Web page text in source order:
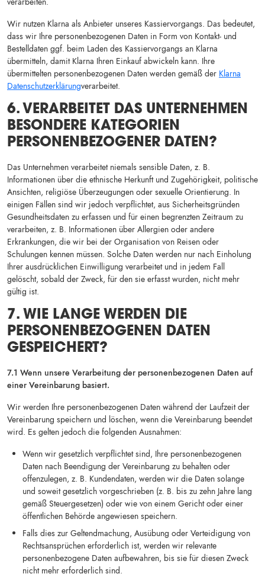
Wir nutzen Klarna als Anbieter unseres Kassiervorgangs. Das bedeutet,
dass wir Ihre personenbezogenen Daten in Form von Kontakt- und
Bestelldaten ggf. beim Laden des Kassiervorgangs an Klarna
übermitteln, damit Klarna Ihren Einkauf abwickeln kann. Ihre
übermittelten personenbezogenen Daten werden gemäß der Klarna
Datenschutzerklärungverarbeitet.
6. VERARBEITET DAS UNTERNEHMEN
BESONDERE KATEGORIEN
PERSONENBEZOGENER DATEN?
Das Unternehmen verarbeitet niemals sensible Daten, z. B.
Informationen über die ethnische Herkunft und Zugehörigkeit, politische
Ansichten, religiöse Überzeugungen oder sexuelle Orientierung. In
einigen Fällen sind wir jedoch verpflichtet, aus Sicherheitsgründen
Gesundheitsdaten zu erfassen und für einen begrenzten Zeitraum zu
verarbeiten, z. B. Informationen über Allergien oder andere
Erkrankungen, die wir bei der Organisation von Reisen oder
Schulungen kennen müssen. Solche Daten werden nur nach Einholung
Ihrer ausdrücklichen Einwilligung verarbeitet und in jedem Fall
gelöscht, sobald der Zweck, für den sie erfasst wurden, nicht mehr
gültig ist.
7. WIE LANGE WERDEN DIE
PERSONENBEZOGENEN DATEN
GESPEICHERT?
7.1 Wenn unsere Verarbeitung der personenbezogenen Daten auf
einer Vereinbarung basiert.
Wir werden Ihre personenbezogenen Daten während der Laufzeit der
Vereinbarung speichern und löschen, wenn die Vereinbarung beendet
wird. Es gelten jedoch die folgenden Ausnahmen:
Wenn wir gesetzlich verpflichtet sind, Ihre personenbezogenen
Daten nach Beendigung der Vereinbarung zu behalten oder
offenzulegen, z. B. Kundendaten, werden wir die Daten solange
und soweit gesetzlich vorgeschrieben (z. B. bis zu zehn Jahre lang
gemäß Steuergesetzen) oder wie von einem Gericht oder einer
öffentlichen Behörde angewiesen speichern.
Falls dies zur Geltendmachung, Ausübung oder Verteidigung von
Rechtsansprüchen erforderlich ist, werden wir relevante
personenbezogene Daten aufbewahren, bis sie für diesen Zweck
nicht mehr erforderlich sind.